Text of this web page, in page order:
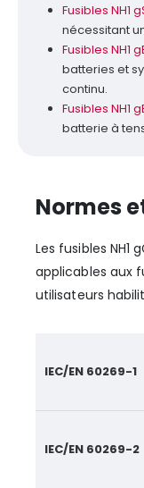
Fusibles NH1
nécessitant
Fusibles NH1
batteries et
continu.
Fusibles NH1
batterie à
Normes
Les fusibles NH1
applicables aux
utilisateurs
IEC/EN 60269-1
IEC/EN 60269-2